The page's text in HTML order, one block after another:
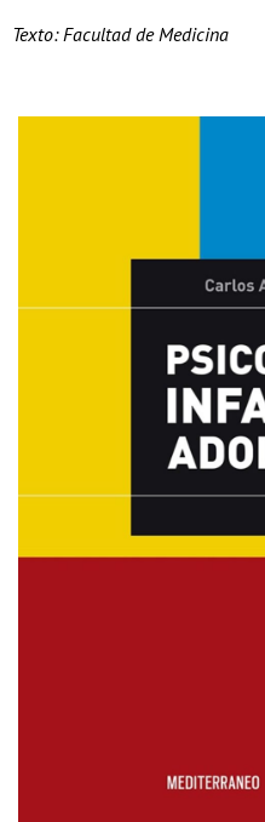
Texto: Facultad de Medicina